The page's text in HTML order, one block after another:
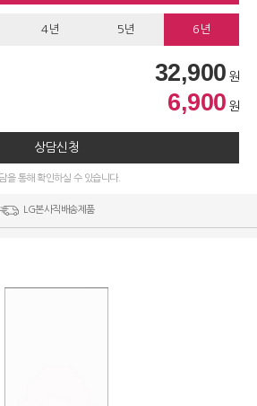
4년 5년 6년
32,900 원
6,900 원
상담신청
을 통해 확인하실 수 있습니다.
LG본사직배송제품